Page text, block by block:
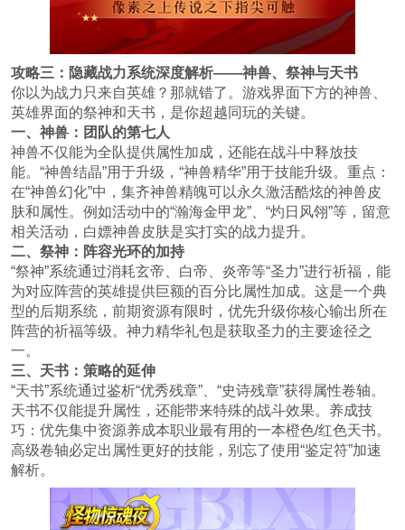
攻略三：隐藏战力系统深度解析——神兽、祭神与天书
你以为战力只来自英雄？那就错了。游戏界面下方的神兽、
英雄界面的祭神和天书，是你超越同玩的关键。
一、神兽：团队的第七人
神兽不仅能为全队提供属性加成，还能在战斗中释放技
能。“神兽结晶”用于升级，“神兽精华”用于技能升级。重点：
在“神兽幻化”中，集齐神兽精魄可以永久激活酷炫的神兽皮
肤和属性。例如活动中的“瀚海金甲龙”、“灼日风翎”等，留意
相关活动，白嫖神兽皮肤是实打实的战力提升。
二、祭神：阵容光环的加持
“祭神”系统通过消耗玄帝、白帝、炎帝等“圣力”进行祈福，能
为对应阵营的英雄提供巨额的百分比属性加成。这是一个典
型的后期系统，前期资源有限时，优先升级你核心输出所在
阵营的祈福等级。神力精华礼包是获取圣力的主要途径之
一。
三、天书：策略的延伸
“天书”系统通过鉴析“优秀残章”、“史诗残章”获得属性卷轴。
天书不仅能提升属性，还能带来特殊的战斗效果。养成技
巧：优先集中资源养成本职业最有用的一本橙色/红色天书。
高级卷轴必定出属性更好的技能，别忘了使用“鉴定符”加速
解析。